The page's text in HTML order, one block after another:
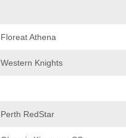
Floreat Athena
Western Knights
Perth RedStar